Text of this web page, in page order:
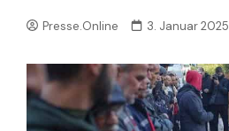
Presse.Online 3. Januar 2025